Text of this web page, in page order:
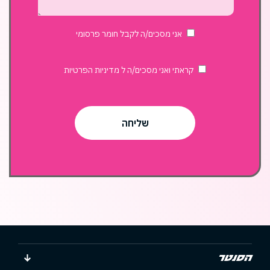
אני מסכים/ה לקבל חומר פרסומי
קראתי ואני מסכים/ה ל מדיניות הפרטיות
הסנטר